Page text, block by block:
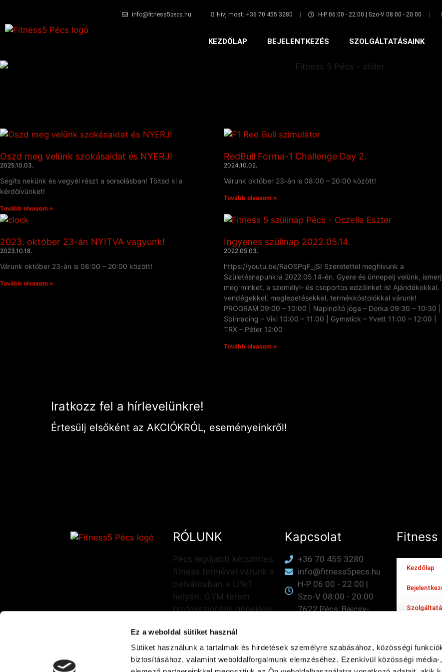
Ez a weboldal sütiket használ
Sütiket használunk a tartalmak és hirdetések személyre szabásához, közösségi
biztosításához, valamint weboldalforgalmunk elemzéséhez. Ezenkívül közösségi média-
info@fitness5pecs.hu Hívj most: +36 70 455 3280 H-P 06:00 - 22:00 | Szo-V 08:00 - 20:00
KEZDŐLAP BEJELENTKEZÉS SZOLGÁLTATÁSAINK
Oszd meg velünk szokásaidat és NYERJ!
2025.10.03.
Segíts nekünk és vegyél részt a sorsolásban! Töltsd ki a
kérdőívünket!
Tovább olvasom »
RedBull Forma-1 Challenge Day 2.
2024.10.02.
Várunk október 23-án is 08:00 – 20:00 között!
Tovább olvasom »
2023. október 23-án NYITVA vagyunk!
2023.10.18.
Várunk október 23-án is 08:00 – 20:00 között!
Tovább olvasom »
Ingyenes szülinap 2022.05.14.
2022.05.03.
https://youtu.be/RaOSPqF_jSI Szeretettel meghívunk a
Születésnapunkra 2022.05.14-én. Gyere és ünnepelj velünk, ismerj
meg minket, a személyi- és csoportos edzőinket is! Ajándékokkal,
vendégekkel, meglepetésekkel, termékkóstolókkal várunk!
PROGRAM 09:00 – 10:00 | Napindító jóga – Dorka 09:30 – 10:30 |
Spinracing – Viki 10:00 – 11:00 | Gymstick – Yvett 11:00 – 12:00 |
TRX – Péter 12:00
Tovább olvasom »
Iratkozz fel a hírlevelünkre!
Értesülj elsőként az AKCIÓKRÓL, eseményeinkről!
RÓLUNK
Pécs legújabb kétszintes
fitness termével várunk a
belvárosban a Life1
helyén. GYM terem
professzionális gépekkel,
személyi edzőkkel.
Kapcsolat
+36 70 455 3280
info@fitness5pecs.hu
H-P 06:00 - 22:00 |
Szo-V 08:00 - 20:00
7622 Pécs, Bajcsy-
Instagram
YouTube
Fitness
Kezdőlap
Rólunk
Kapcsolat